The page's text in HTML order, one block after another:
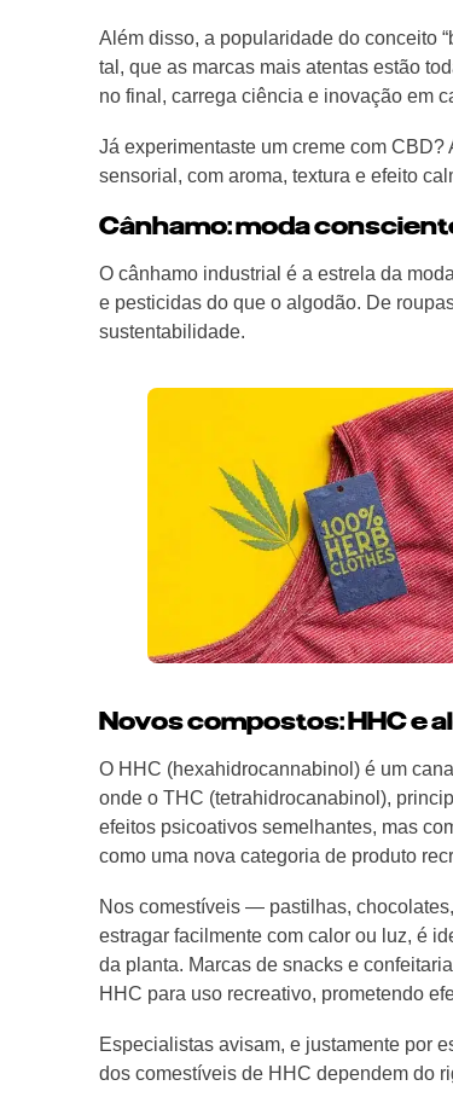
Além disso, a popularidade do conceito
tal, que as marcas mais atentas estão
no final, carrega ciência e inovação em
Já experimentaste um creme com
sensorial, com aroma, textura e efeito
Cânhamo: moda
O cânhamo industrial é a estrela da
e pesticidas do que o algodão. De
sustentabilidade.
Novos compostos: HHC e
O HHC (hexahidrocannabinol) é um
onde o THC (tetrahidrocanabinol),
efeitos psicoativos semelhantes, mas
como uma nova categoria de produto
Nos comestíveis — pastilhas,
estragar facilmente com calor ou luz, é
da planta. Marcas de snacks e
HHC para uso recreativo, prometendo
Especialistas avisam, e justamente por
dos comestíveis de HHC dependem do